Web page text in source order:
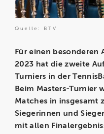
Quelle: BTV
Für einen besonderen
2023 hat die zweite
Turniers in der
Beim Masters-Turnier
Matches in insgesamt
Siegerinnen und
mit allen